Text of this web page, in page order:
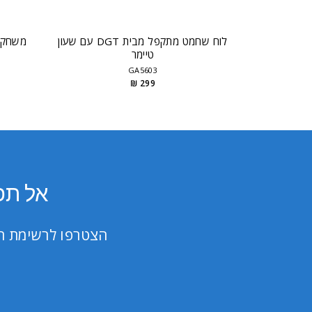
לוח שחמט מתקפל מבית DGT עם שעון
טיימר
GA5603
299 ₪
אל
הצטרפו לרשימת